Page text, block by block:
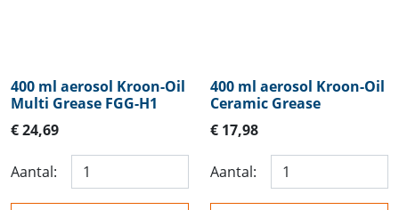
400 ml aerosol Kroon-Oil
Multi Grease FGG-H1
€ 24,69
Aantal:
400 ml aerosol Kroon-Oil
Ceramic Grease
€ 17,98
Aantal: